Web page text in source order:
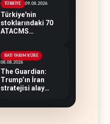
TÜRKİYE 09.08.2026
Türkiye'nin
stoklarındaki 70
ATACMS
BATI YARIM KÜRE
08.08.2026
The Guardian:
Trump’ın İran
stratejisi alay